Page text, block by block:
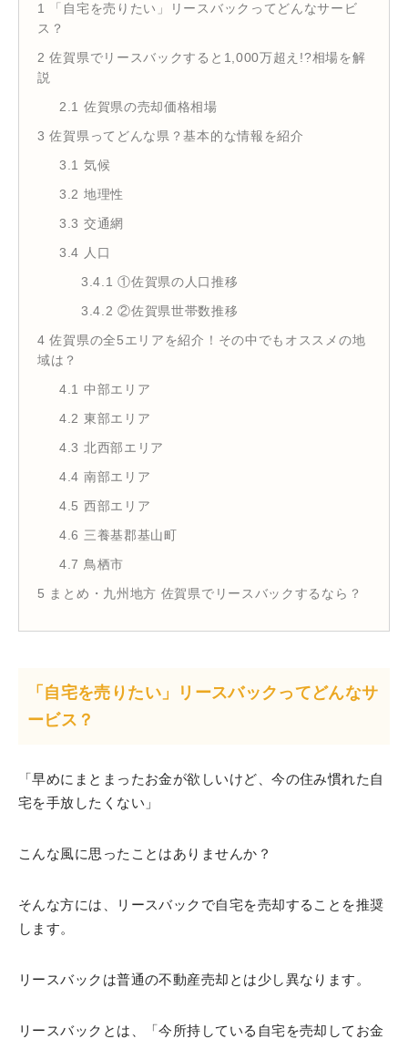
1
「自宅を売りたい」リースバックってどんなサービ
ス？
2 佐賀県でリースバックすると1,000万超え!?相場を解
説
2.1 佐賀県の売却価格相場
3 佐賀県ってどんな県？基本的な情報を紹介
3.1 気候
3.2 地理性
3.3 交通網
3.4 人口
3.4.1 ①佐賀県の人口推移
3.4.2 ②佐賀県世帯数推移
4 佐賀県の全5エリアを紹介！その中でもオススメの地
域は？
4.1 中部エリア
4.2 東部エリア
4.3 北西部エリア
4.4 南部エリア
4.5 西部エリア
4.6 三養基郡基山町
4.7 鳥栖市
5 まとめ・九州地方 佐賀県でリースバックするなら？
「自宅を売りたい」リースバックってどんなサ
ービス？
「早めにまとまったお金が欲しいけど、今の住み慣れた自
宅を手放したくない」
こんな風に思ったことはありませんか？
そんな方には、リースバックで自宅を売却することを推奨
します。
リースバックは普通の不動産売却とは少し異なります。
リースバックとは、「今所持している自宅を売却してお金